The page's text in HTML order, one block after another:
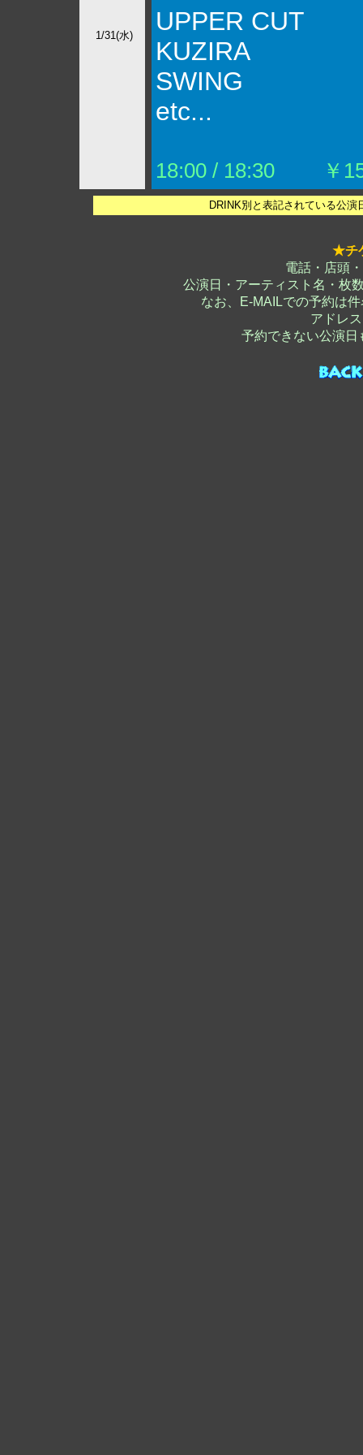
1/31(水)
UPPER CUT
KUZIRA
SWING
etc...
18:00 / 18:30 ￥
DRINK別と表記されている公
★チ
電話・店頭
公演日・アーティスト名・枚
なお、E-MAILでの予約は
アドレ
予約できない公演日